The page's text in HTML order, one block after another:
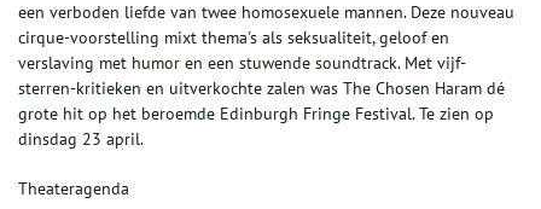
een verboden liefde van twee homosexuele mannen. Deze nouveau
cirque-voorstelling mixt thema's als seksualiteit, geloof en
verslaving met humor en een stuwende soundtrack. Met vijf-
sterren-kritieken en uitverkochte zalen was The Chosen Haram dé
grote hit op het beroemde Edinburgh Fringe Festival. Te zien op
dinsdag 23 april.
Theateragenda